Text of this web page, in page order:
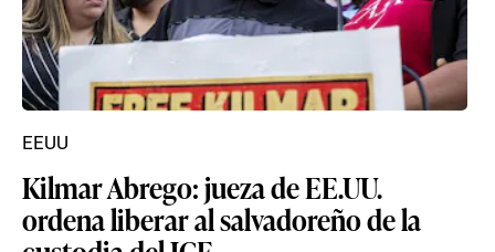
Kilmar Abrego: jueza de EE.UU.
ordena liberar al salvadoreño de la
EEUU